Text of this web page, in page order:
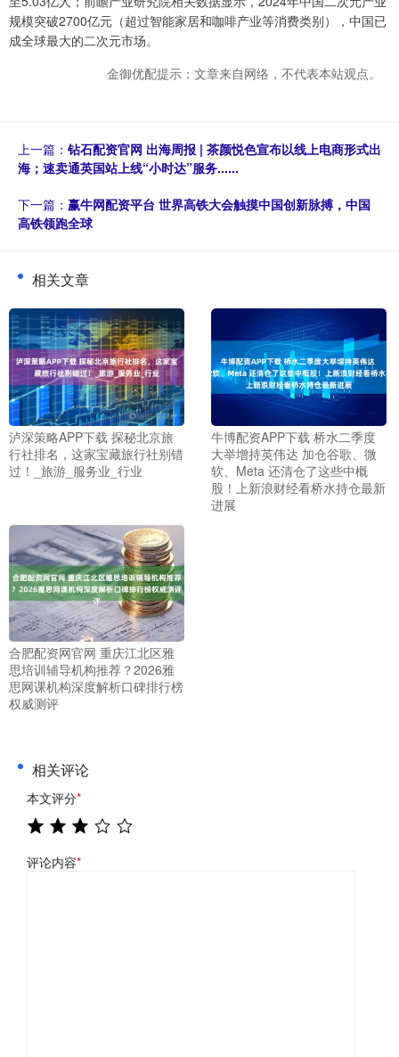
规模突破2700亿元（超过智能家居和咖啡产业等消费类别），中国已
成全球最大的二次元市场。
金御优配提示：文章来自网络，不代表本站观点。
上一篇： 钻石配资官网 出海周报 | 茶颜悦色宣布以线上电商形式出
海；速卖通英国站上线“小时达”服务......
下一篇： 赢牛网配资平台 世界高铁大会触摸中国创新脉搏，中国
高铁领跑全球
相关文章
泸深策略APP下载 探秘北京旅
行社排名，这家宝藏旅行社别错
过！_旅游_服务业_行业
牛博配资APP下载 桥水二季度
大举增持英伟达 加仓谷歌、微
软、Meta 还清仓了这些中概
股！上新浪财经看桥水持仓最新
进展
合肥配资网官网 重庆江北区雅
思培训辅导机构推荐？2026雅
思网课机构深度解析口碑排行榜
权威测评
相关评论
本文评分*
评论内容*